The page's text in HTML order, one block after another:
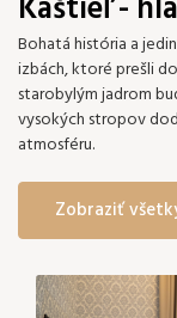
Kaštieľ -
Bohatá história a
izbách, ktoré prešli
starobylým jadrom
vysokých stropov
atmosféru.
Zobraziť